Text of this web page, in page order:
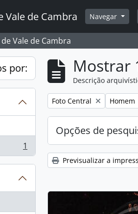
Vale de Cambra Navegar
Vale de Cambra
por:
1
Mostrar
Descrição
Remover filtro:
Foto Central Homem
Opções de
Previsualizar a